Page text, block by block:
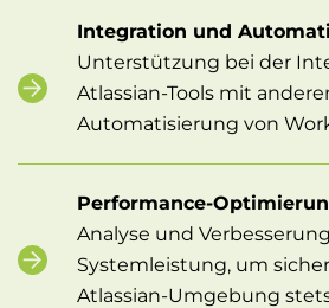
Integration und
Unterstützung bei der
Atlassian-Tools mit
Automatisierung von
Performance-
Analyse und
Systemleistung, um
Atlassian-Umgebung